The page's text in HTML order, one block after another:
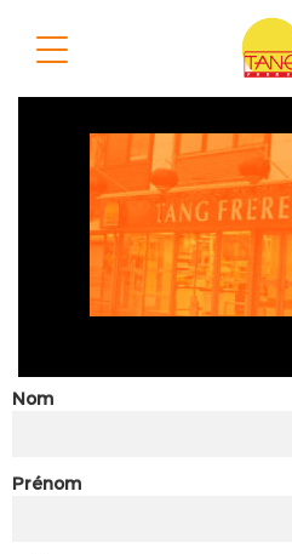
Nom
Prénom